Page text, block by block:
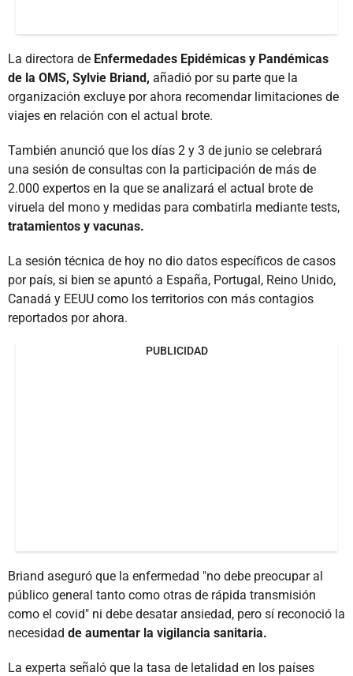
La directora de Enfermedades Epidémicas y Pandémicas
de la OMS, Sylvie Briand, añadió por su parte que la
organización excluye por ahora recomendar limitaciones de
viajes en relación con el actual brote.
También anunció que los días 2 y 3 de junio se celebrará
una sesión de consultas con la participación de más de
2.000 expertos en la que se analizará el actual brote de
viruela del mono y medidas para combatirla mediante tests,
tratamientos y vacunas.
La sesión técnica de hoy no dio datos específicos de casos
por país, si bien se apuntó a España, Portugal, Reino Unido,
Canadá y EEUU como los territorios con más contagios
reportados por ahora.
PUBLICIDAD
Briand aseguró que la enfermedad "no debe preocupar al
público general tanto como otras de rápida transmisión
como el covid" ni debe desatar ansiedad, pero sí reconoció la
necesidad de aumentar la vigilancia sanitaria.
La experta señaló que la tasa de letalidad en los países